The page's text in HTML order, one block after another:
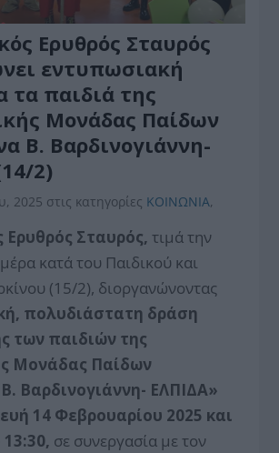
Ερυθρός Σταυρός
εντυπωσιακή
τα παιδιά της
Μονάδας Παίδων
Β. Βαρδινογιάννη-
2)
2025 στις κατηγορίες ΚΟΙΝΩΝΙΑ,
Ερυθρός Σταυρός, τιμά την
κατά του Παιδικού και
(15/2), διοργανώνοντας
πολυδιάστατη δράση
των παιδιών της
Μονάδας Παίδων
Βαρδινογιάννη- ΕΛΠΙΔΑ»
14 Φεβρουαρίου 2025 και
13:30, σε συνεργασία με τον